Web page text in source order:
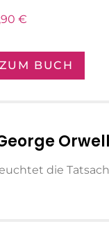
€
ZUM BUCH
Orwell
die